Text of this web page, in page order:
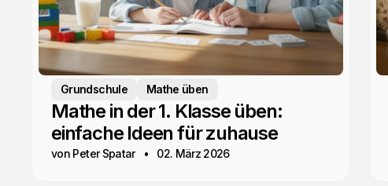
Grundschule Mathe üben
Mathe in der 1. Klasse üben:
einfache Ideen für zuhause
von Peter Spatar 02. März 2026